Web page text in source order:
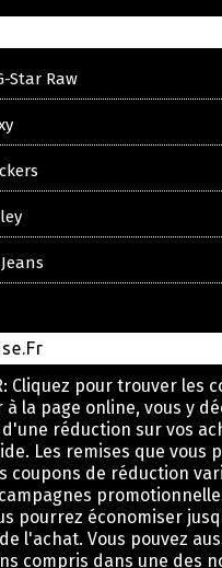
Star Raw
Cliquez pour trouver les
la page online, vous y
réduction sur vos
Les remises que vous
coupons de réduction
pourrez économiser
l'achat. Vous pouvez
compris dans une des